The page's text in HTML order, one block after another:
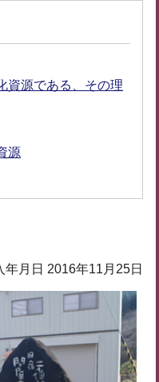
資源である、その理
源
年月日 2016年11月25日